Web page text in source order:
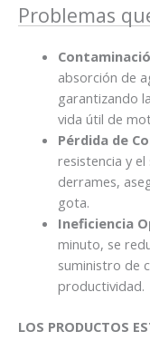
Problemas
absorción de
garantizando
vida útil de
Pérdida de
resistencia y
derrames,
gota.
Ineficiencia
minuto, se
suministro de
productividad.
LOS PRODUCTOS